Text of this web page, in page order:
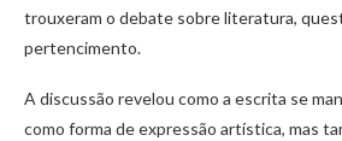
trouxeram o debate sobre literatura,
pertencimento.
A discussão revelou como a escrita se
como forma de expressão artística, mas